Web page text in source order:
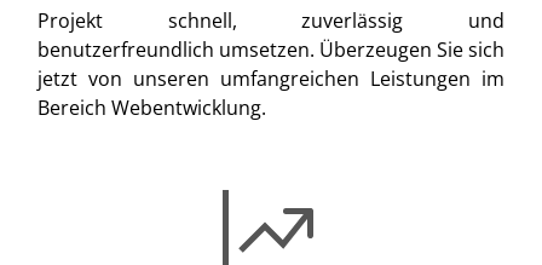
Projekt schnell, zuverlässig und
benutzerfreundlich umsetzen. Überzeugen Sie sich
jetzt von unseren umfangreichen Leistungen im
Bereich Webentwicklung.